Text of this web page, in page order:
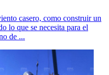
casero, como construir un
lo que se necesita para el
de ...